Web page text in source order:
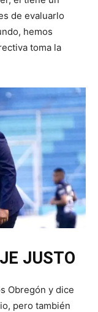
de evaluarlo
hemos
toma la
JUSTO
Obregón y dice
pero también